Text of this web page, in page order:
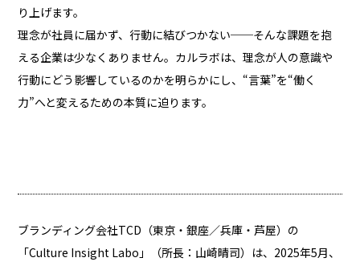
り上げます。
理念が社員に届かず、行動に結びつかない──そんな課題を抱
える企業は少なくありません。カルラボは、理念が人の意識や
行動にどう影響しているのかを明らかにし、“言葉”を“働く
力”へと変えるための本質に迫ります。
ブランディング会社TCD（東京・銀座／兵庫・芦屋）の
「Culture Insight Labo」（所長：山崎晴司）は、2025年5月、